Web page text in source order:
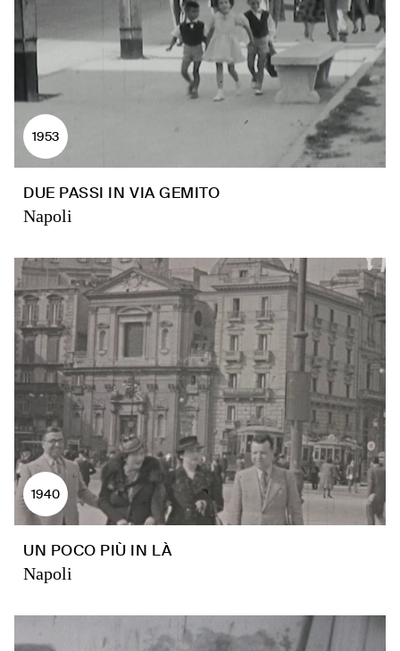
1953
DUE PASSI IN VIA GEMITO
Napoli
1940
UN POCO PIÙ IN LÀ
Napoli